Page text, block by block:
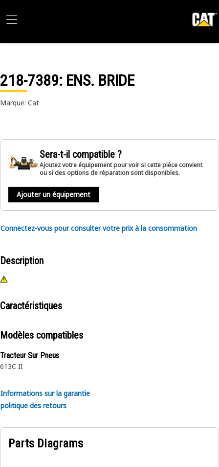
218-7389: ENS. BRIDE
Marque: Cat
Sera-t-il compatible ?
Ajoutez votre équipement pour voir si cette pièce convient
ou si des options de réparation sont disponibles.
Ajouter un équipement
Connectez-vous pour consulter votre prix à la consommation
Description
Caractéristiques
Modèles compatibles
Tracteur Sur Pneus
613C II
Informations sur la garantie
politique des retours
Parts Diagrams